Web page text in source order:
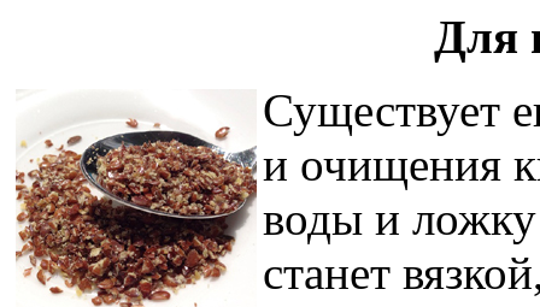
Для
Существует
и очищения
воды и ложку
станет